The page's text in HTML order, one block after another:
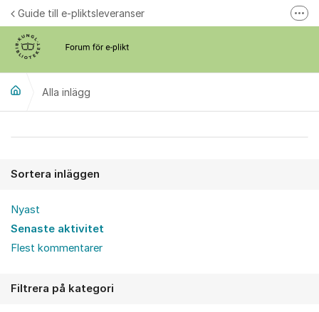
Hoppa till innehåll
Guide till e-pliktsleveranser
Alla inlägg
Sortera inläggen
Nyast
Senaste aktivitet
Flest kommentarer
Filtrera på kategori